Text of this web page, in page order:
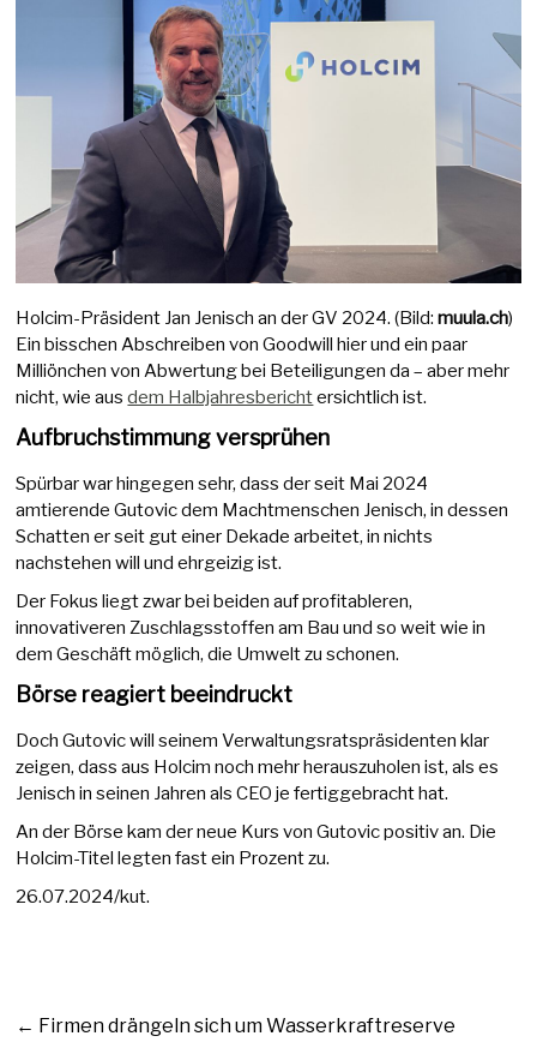
Holcim-Präsident Jan Jenisch an der GV 2024. (Bild:muula.ch)
Ein bisschen Abschreiben von Goodwill hier und ein paar
Milliönchen von Abwertung bei Beteiligungen da – aber mehr
nicht, wie ausdem Halbjahresberichtersichtlich ist.
Aufbruchstimmung versprühen
Spürbar war hingegen sehr, dass der seit Mai 2024
amtierende Gutovic dem Machtmenschen Jenisch, in dessen
Schatten er seit gut einer Dekade arbeitet, in nichts
nachstehen will und ehrgeizig ist.
Der Fokus liegt zwar bei beiden auf profitableren,
innovativeren Zuschlagsstoffen am Bau und so weit wie in
dem Geschäft möglich, die Umwelt zu schonen.
Börse reagiert beeindruckt
Doch Gutovic will seinem Verwaltungsratspräsidenten klar
zeigen, dass aus Holcim noch mehr herauszuholen ist, als es
Jenisch in seinen Jahren als CEO je fertiggebracht hat.
An der Börse kam der neue Kurs von Gutovic positiv an. Die
Holcim-Titel legten fast ein Prozent zu.
26.07.2024/kut.
← Firmen drängeln sich um Wasserkraftreserve